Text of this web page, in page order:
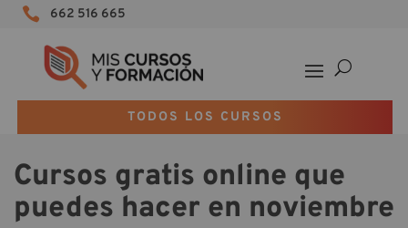
 662 516 665
TODOS LOS CURSOS
Cursos gratis online que
puedes hacer en noviembre